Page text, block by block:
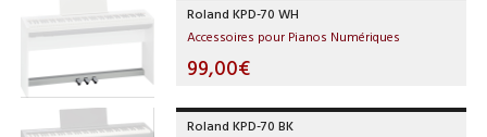
Roland KPD-70 WH
Accessoires pour Pianos Numériques
99,00€
Roland KPD-70 BK